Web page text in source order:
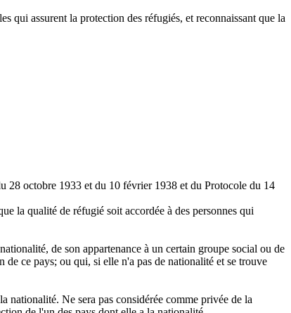
qui assurent la protection des réfugiés, et reconnaissant que la
28 octobre 1933 et du 10 février 1938 et du Protocole du 14
la qualité de réfugié soit accordée à des personnes qui
de son appartenance à un certain groupe social ou de
ce pays; ou qui, si elle n'a pas de nationalité et se trouve
nationalité. Ne sera pas considérée comme privée de la